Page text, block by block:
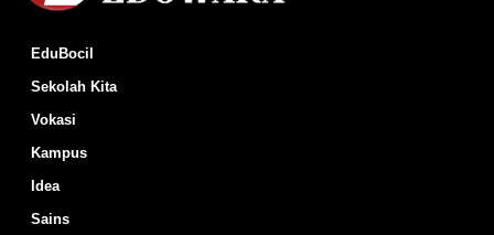
EduBocil
Sekolah Kita
Vokasi
Kampus
Idea
Sains